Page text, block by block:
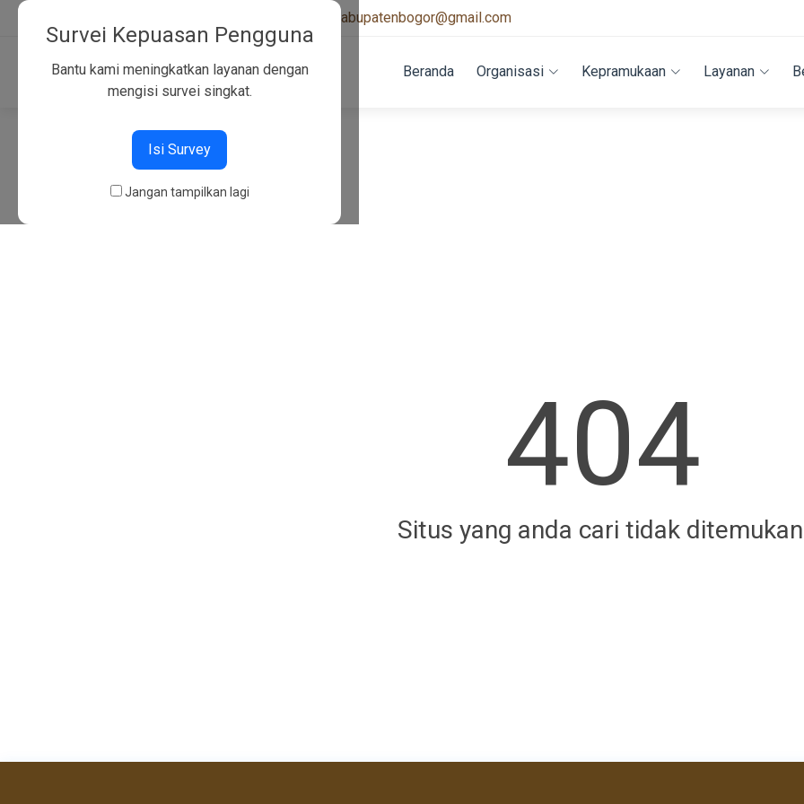
kwarcabkabupatenbogor@gmail.com
Beranda Organisasi Kepramukaan Layanan
404
404
Situs yang anda cari tidak
Survei Kepuasan Pengguna
Bantu kami meningkatkan layanan dengan
mengisi survei singkat.
Isi Survey
Jangan tampilkan lagi